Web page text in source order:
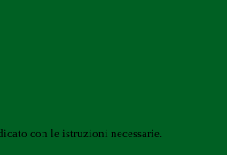
con le istruzioni necessarie.